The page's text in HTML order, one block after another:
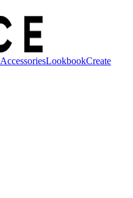
AccessoriesLookbookCreate